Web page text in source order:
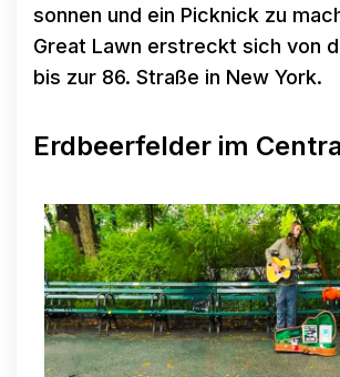
sonnen und ein Picknick zu
Great Lawn erstreckt sich von
bis zur 86. Straße in New York.
Erdbeerfelder im